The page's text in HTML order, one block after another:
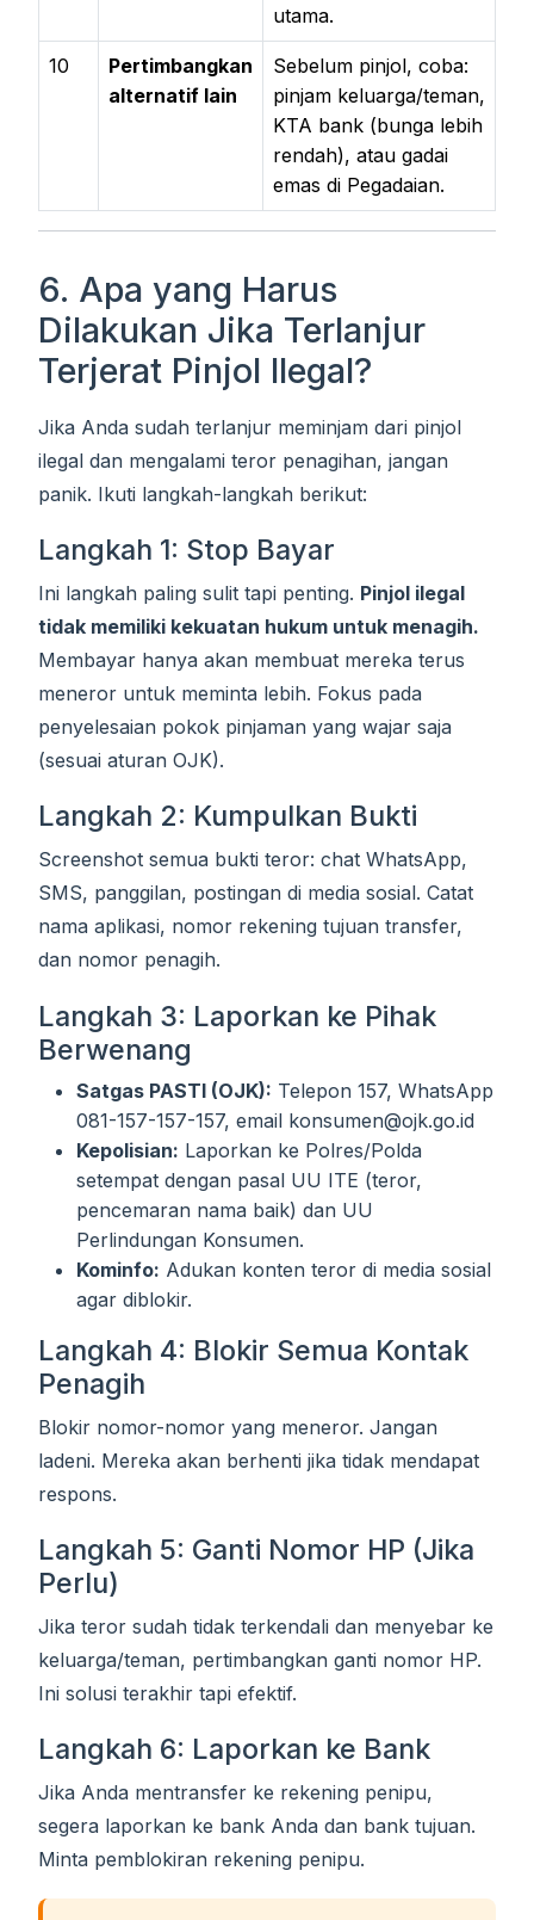
utama.
10
Pertimbangkan
alternatif lain
Sebelum pinjol, coba:
pinjam keluarga/teman,
KTA bank (bunga lebih
rendah), atau gadai
emas di Pegadaian.
6. Apa yang Harus
Dilakukan Jika Terlanjur
Terjerat Pinjol Ilegal?
Jika Anda sudah terlanjur meminjam dari pinjol
ilegal dan mengalami teror penagihan, jangan
panik. Ikuti langkah-langkah berikut:
Langkah 1: Stop Bayar
Ini langkah paling sulit tapi penting. Pinjol ilegal
tidak memiliki kekuatan hukum untuk menagih.
Membayar hanya akan membuat mereka terus
meneror untuk meminta lebih. Fokus pada
penyelesaian pokok pinjaman yang wajar saja
(sesuai aturan OJK).
Langkah 2: Kumpulkan Bukti
Screenshot semua bukti teror: chat WhatsApp,
SMS, panggilan, postingan di media sosial. Catat
nama aplikasi, nomor rekening tujuan transfer,
dan nomor penagih.
Langkah 3: Laporkan ke Pihak
Berwenang
Satgas PASTI (OJK): Telepon 157, WhatsApp
081-157-157-157, email konsumen@ojk.go.id
Kepolisian: Laporkan ke Polres/Polda
setempat dengan pasal UU ITE (teror,
pencemaran nama baik) dan UU
Perlindungan Konsumen.
Kominfo: Adukan konten teror di media sosial
agar diblokir.
Langkah 4: Blokir Semua Kontak
Penagih
Blokir nomor-nomor yang meneror. Jangan
ladeni. Mereka akan berhenti jika tidak mendapat
respons.
Langkah 5: Ganti Nomor HP (Jika
Perlu)
Jika teror sudah tidak terkendali dan menyebar ke
keluarga/teman, pertimbangkan ganti nomor HP.
Ini solusi terakhir tapi efektif.
Langkah 6: Laporkan ke Bank
Jika Anda mentransfer ke rekening penipu,
segera laporkan ke bank Anda dan bank tujuan.
Minta pemblokiran rekening penipu.